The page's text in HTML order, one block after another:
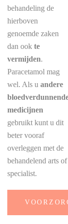
behandeling de
hierboven
genoemde zaken
dan ook te
vermijden.
Paracetamol mag
wel. Als u andere
medicijnen
gebruikt kunt u dit
beter vooraf
overleggen met de
behandelend arts of
specialist.